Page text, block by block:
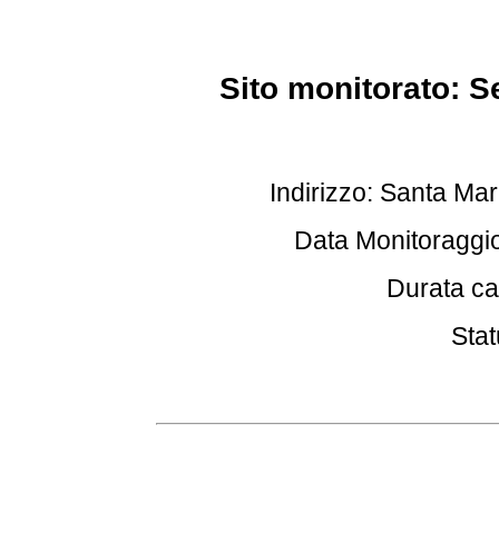
Sito monitorato:
Indirizzo: Santa
Data
Durata